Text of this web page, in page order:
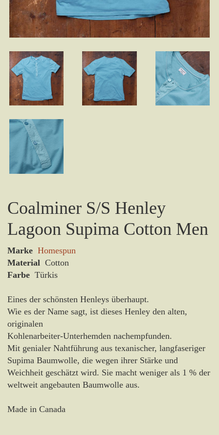
Coalminer S/S Henley
Lagoon Supima Cotton Men
Marke Homespun
Material Cotton
Farbe Türkis
Eines der schönsten Henleys überhaupt.
Wie es der Name sagt, ist dieses Henley den alten,
originalen
Kohlenarbeiter-Unterhemden nachempfunden.
Mit genialer Nahtführung aus texanischer, langfaseriger
Supima Baumwolle, die wegen ihrer Stärke und
Weichheit geschätzt wird. Sie macht weniger als 1 % der
weltweit angebauten Baumwolle aus.
Made in Canada